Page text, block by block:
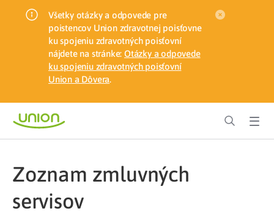
Všetky otázky a odpovede pre
poistencov Union zdravotnej poisťovne
ku spojeniu zdravotných poisťovní
nájdete na stránke: Otázky a odpovede
ku spojeniu zdravotných poisťovní
Union a Dôvera.
Zoznam zmluvných
servisov